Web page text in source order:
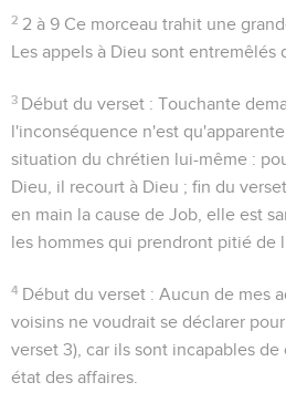
2 2 à 9 Ce morceau trahit une
Les appels à Dieu sont entremêlés
3 Début du verset : Touchante
l'inconséquence n'est
situation du chrétien lui-même :
Dieu, il recourt à Dieu ; fin du
en main la cause de Job, elle est
les hommes qui prendront pitié de
4 Début du verset : Aucun de mes
voisins ne voudrait se déclarer
verset 3), car ils sont incapables
état des affaires.